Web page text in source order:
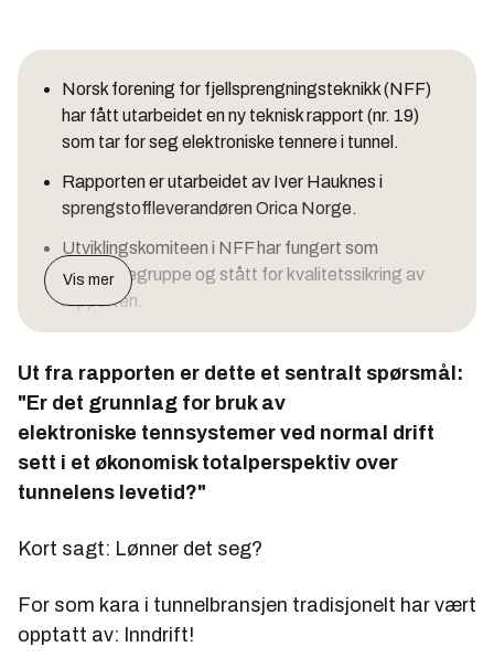
Norsk forening for fjellsprengningsteknikk (NFF)
har fått utarbeidet en ny teknisk rapport (nr. 19)
som tar for seg elektroniske tennere i tunnel.
Rapporten er utarbeidet av Iver Hauknes i
sprengstoffleverandøren Orica Norge.
Utviklingskomiteen i NFF har fungert som
referansegruppe og stått for kvalitetssikring av
rapporten.
store offentlige byggherrene etter at NFF
gjennomførte et møte med dem i 2017.
Vis mer
Ut fra rapporten er dette et sentralt spørsmål:
"Er det grunnlag for bruk av
elektroniske tennsystemer ved normal drift
sett i et økonomisk totalperspektiv over
tunnelens levetid?"
Kort sagt: Lønner det seg?
For som kara i tunnelbransjen tradisjonelt har vært
opptatt av: Inndrift!